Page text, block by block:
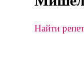
Найти